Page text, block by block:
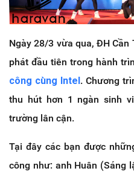
Ngày 28/3 vừa qua, ĐH
phát đầu tiên trong hành
công cùng Intel . Chương
thu hút hơn 1 ngàn sinh
trường lân cận.
Tại đây các bạn được
công như: anh Huân (Sáng